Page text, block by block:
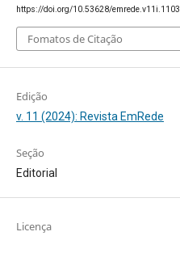
https://doi.org/10.53628/emrede.v11i.1103
Fomatos de Citação
Edição
v. 11 (2024): Revista EmRede
Seção
Editorial
Licença